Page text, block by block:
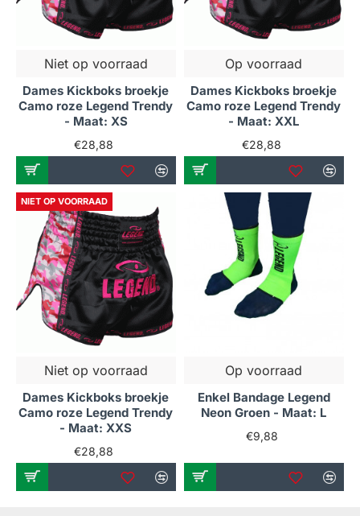
Niet op voorraad
Dames Kickboks broekje
Camo roze Legend Trendy
- Maat: XS
€28,88
Op voorraad
Dames Kickboks broekje
Camo roze Legend Trendy
- Maat: XXL
€28,88
NIET OP VOORRAAD
Niet op voorraad
Dames Kickboks broekje
Camo roze Legend Trendy
- Maat: XXS
€28,88
Op voorraad
Enkel Bandage Legend
Neon Groen - Maat: L
€9,88